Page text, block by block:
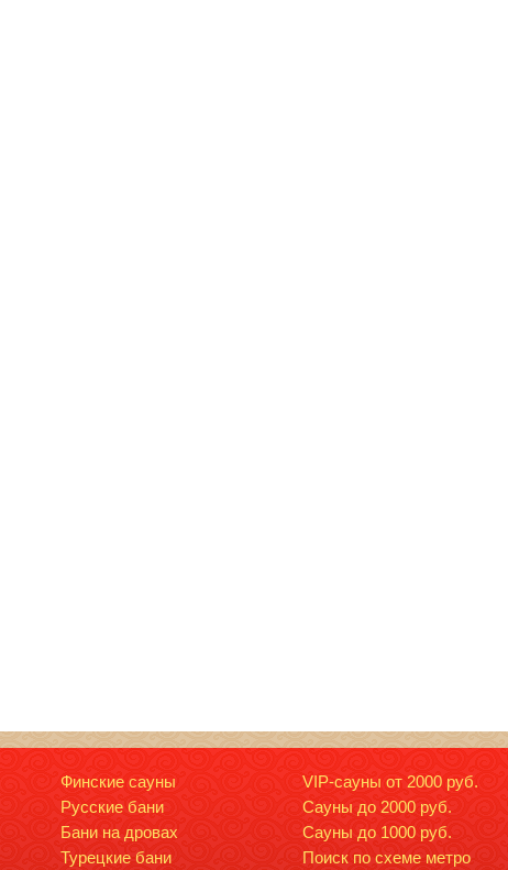
Финские сауны
Русские бани
Бани на дровах
Турецкие бани
VIP-сауны от 2000 руб.
Сауны до 2000 руб.
Сауны до 1000 руб.
Поиск по схеме метро